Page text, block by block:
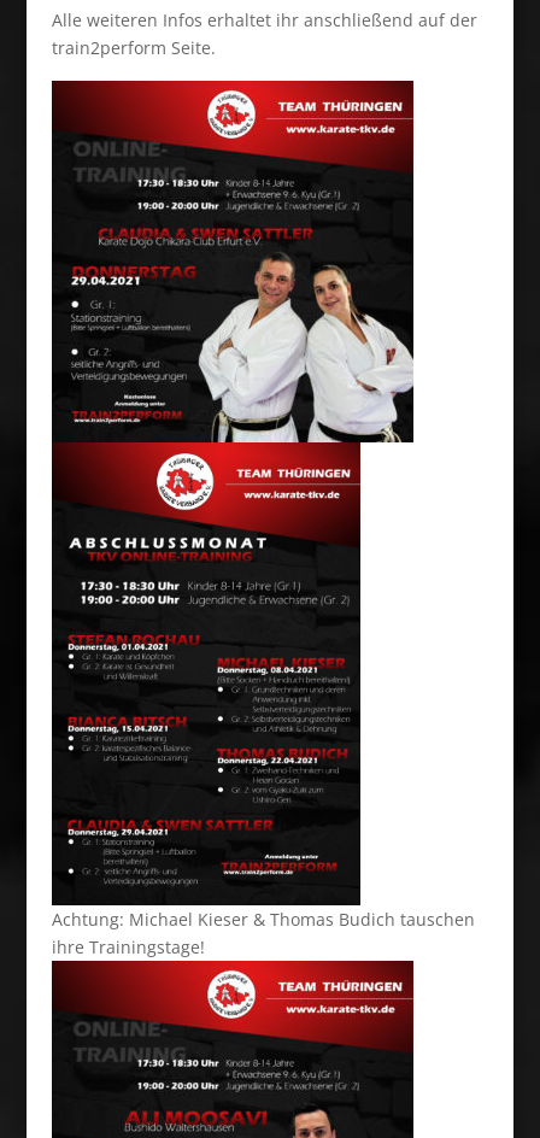
Alle weiteren Infos erhaltet ihr anschließend auf der
train2perform Seite.
Achtung: Michael Kieser & Thomas Budich tauschen
ihre Trainingstage!